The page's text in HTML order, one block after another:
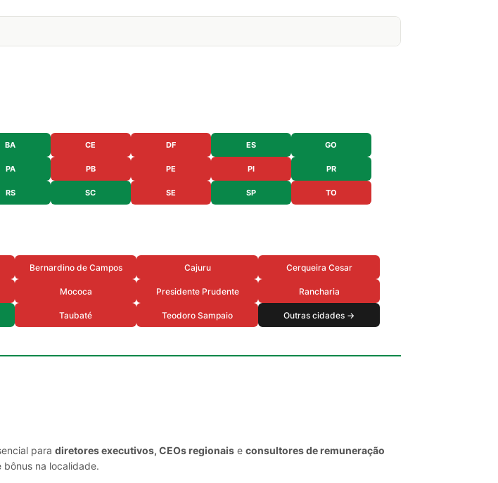
BA CE DF ES GO
PA PB PE PI PR
RS SC SE SP TO
Bernardino de Campos Cajuru Cerqueira Cesar
Mococa Presidente Prudente Rancharia
Taubaté Teodoro Sampaio Outras cidades →
para diretores executivos, CEOs regionais e consultores de remuneração
na localidade.